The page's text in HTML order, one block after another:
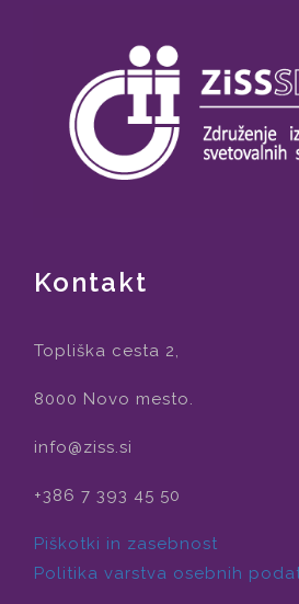
Kontakt
Topliška cesta 2,
8000 Novo mesto.
info@ziss.si
+386 7 393 45 50
Piškotki in zasebnost
Politika varstva osebnih